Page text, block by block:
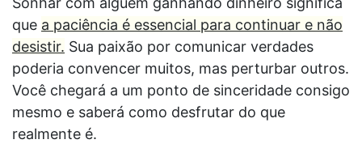
que a paciência é essencial para continuar e não
desistir. Sua paixão por comunicar verdades
poderia convencer muitos, mas perturbar outros.
Você chegará a um ponto de sinceridade consigo
mesmo e saberá como desfrutar do que
realmente é.